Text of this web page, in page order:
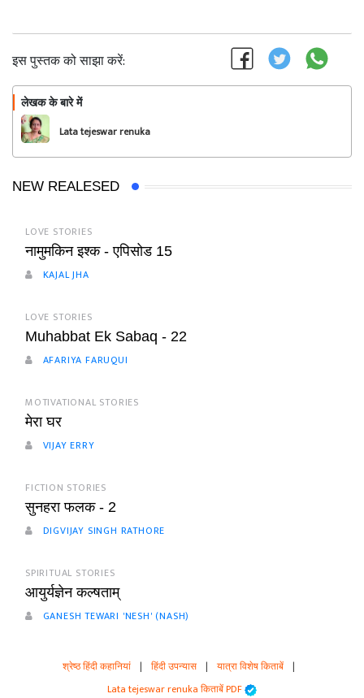
इस पुस्तक को साझा करें:
लेखक के बारे में
Lata tejeswar renuka
NEW REALESED
LOVE STORIES
नामुमकिन इश्क - एपिसोड 15
KAJAL JHA
LOVE STORIES
Muhabbat Ek Sabaq - 22
AFARIYA FARUQUI
MOTIVATIONAL STORIES
मेरा घर
VIJAY ERRY
FICTION STORIES
सुनहरा फलक - 2
DIGVIJAY SINGH RATHORE
SPIRITUAL STORIES
आयुर्यज्ञेन कल्षताम्
GANESH TEWARI 'NESH' (NASH)
श्रेष्ठ हिंदी कहानियां | हिंदी उपन्यास | यात्रा विशेष किताबें |
Lata tejeswar renuka किताबें PDF